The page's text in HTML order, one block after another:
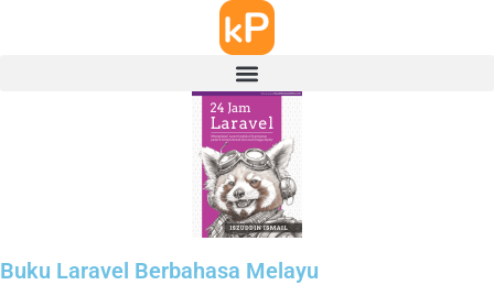
Buku Laravel Berbahasa Melayu